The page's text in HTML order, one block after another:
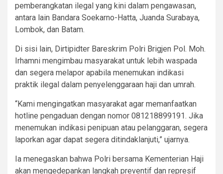
pemberangkatan ilegal yang kini dalam pengawasan,
antara lain Bandara Soekarno-Hatta, Juanda Surabaya,
Lombok, dan Batam.
Di sisi lain, Dirtipidter Bareskrim Polri Brigjen Pol. Moh.
Irhamni mengimbau masyarakat untuk lebih waspada
dan segera melapor apabila menemukan indikasi
praktik ilegal dalam penyelenggaraan haji dan umrah.
“Kami mengingatkan masyarakat agar memanfaatkan
hotline pengaduan dengan nomor 081218899191. Jika
menemukan indikasi penipuan atau pelanggaran, segera
laporkan agar dapat segera ditindaklanjuti,” ujarnya.
Ia menegaskan bahwa Polri bersama Kementerian Haji
akan mengedepankan langkah preventif dan represif